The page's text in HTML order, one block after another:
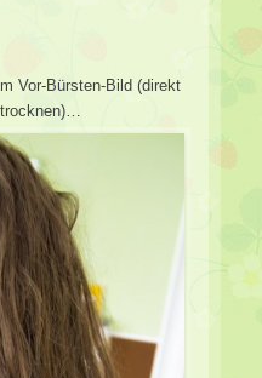
Vor-Bürsten-Bild (direkt